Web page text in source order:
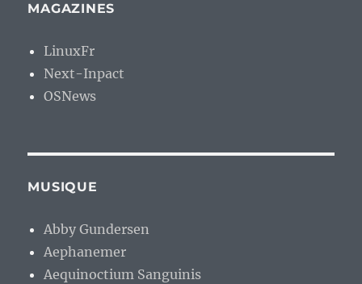
MAGAZINES
LinuxFr
Next-Inpact
OSNews
MUSIQUE
Abby Gundersen
Aephanemer
Aequinoctium Sanguinis